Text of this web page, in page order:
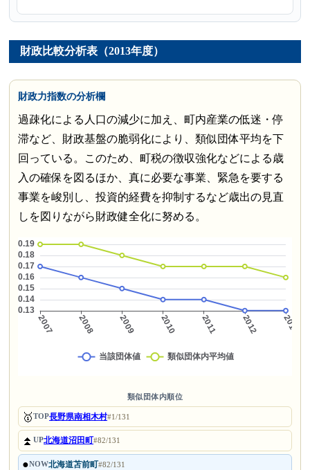
財政比較分析表（2013年度）
財政力指数の分析欄
過疎化による人口の減少に加え、町内産業の低迷・停
滞など、財政基盤の脆弱化により、類似団体平均を下
回っている。このため、町税の徴収強化などによる歳
入の確保を図るほか、真に必要な事業、緊急を要する
事業を峻別し、投資的経費を抑制するなど歳出の見直
しを図りながら財政健全化に努める。
類似団体内順位
🥇TOP長野県南相木村#1/131
⏫UP北海道沼田町#82/131
●NOW北海道苫前町#82/131